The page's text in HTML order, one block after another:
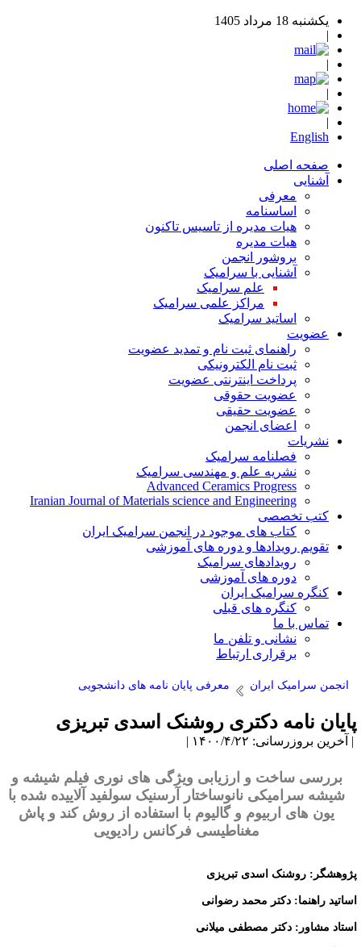
یکشنبه 18 مرداد 1405
English
صفحه اصلی
آشنایی
معرفی
اساسنامه
هیات مدیره از تاسیس تاکنون
هیات مدیره
بروشور انجمن
آشنایی با سرامیک
علم سرامیک
مراکز علمی سرامیک
اساتید سرامیک
عضویت
راهنمای ثبت نام و تمدید عضویت
ثبت نام الکترونیکی
پرداخت اینترنتی عضویت
عضویت حقوقی
عضویت حقیقی
اعضای انجمن
نشریات
فصلنامه سرامیک
نشریه علم و مهندسی سرامیک
Advanced Ceramics Progress
Iranian Journal of Materials science and Engineering
کتب تخصصی
کتاب های موجود در انجمن سرامیک ایران
تقویم رویدادها و دوره های آموزشی
رویدادهای سرامیک
دوره های آموزشی
کنگره سرامیک ایران
کنگره های قبلی
تماس با ما
نشانی و تلفن ما
برقراری ارتباط
انجمن سرامیک ایران معرفی پایان نامه های دانشجویی
نامه دکتری روشنک اسدی تبریزی
بروزرسانی: ۱۴۰۰/۴/۲۲ |
بررسی ساخت و ارزیابی ویژگی های نوری فیلم شیشه و
شیشه سرامیکی نانوساختار آرسنیک سولفید آلاییده شده با
یون های اربیوم و گالیوم با استفاده از روش کند و پاش
مغناطیسی فرکانس رادیویی
روشنک اسدی تبریزی
راهنما: دکتر محمد رضوانی
مشاور: دکتر مصطفی میلانی